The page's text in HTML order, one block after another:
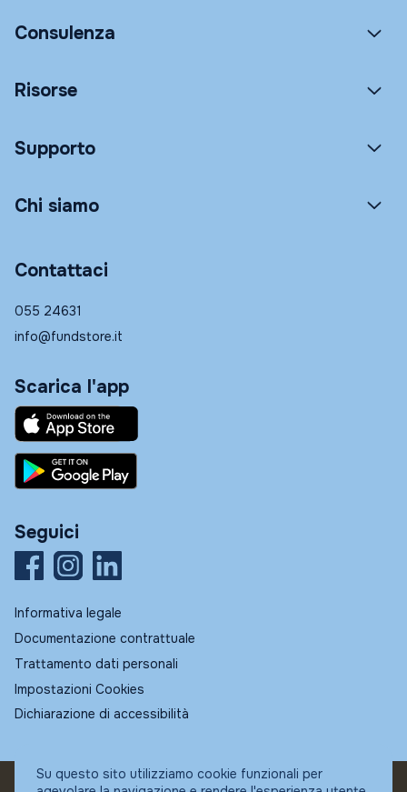
Consulenza
Risorse
Supporto
Chi siamo
Contattaci
055 24631
info@fundstore.it
Scarica l'app
Seguici
Informativa legale
Documentazione contrattuale
Trattamento dati personali
Impostazioni Cookies
Dichiarazione di accessibilità
Su questo sito utilizziamo cookie funzionali per